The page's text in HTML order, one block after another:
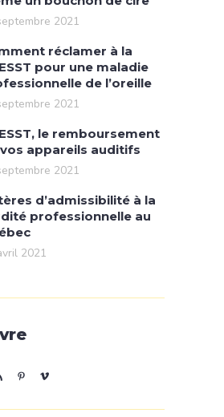
2021
réclamer à la
pour une maladie
de l’oreille
2021
le remboursement
appareils auditifs
2021
d’admissibilité à la
professionnelle au
2021